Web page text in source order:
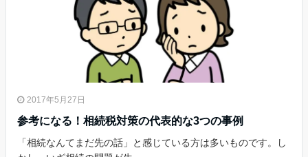
2017年5月27日
参考になる！相続税対策の代表的な3つの事例
「相続なんてまだ先の話」と感じている方は多いものです。し